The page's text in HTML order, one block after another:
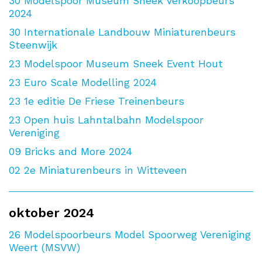
2024
30 Internationale Landbouw Miniaturenbeurs
Steenwijk
23 Modelspoor Museum Sneek Event Hout
23 Euro Scale Modelling 2024
23 1e editie De Friese Treinenbeurs
23 Open huis Lahntalbahn Modelspoor
Vereniging
09 Bricks and More 2024
02 2e Miniaturenbeurs in Witteveen
oktober 2024
26 Modelspoorbeurs Model Spoorweg Vereniging
Weert (MSVW)